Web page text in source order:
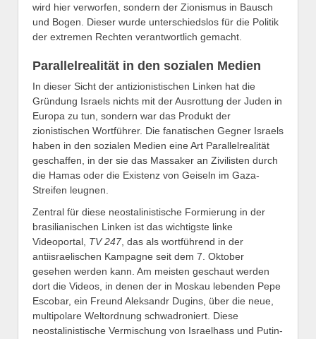
wird hier verworfen, sondern der Zionismus in Bausch
und Bogen. Dieser wurde unterschiedslos für die Politik
der extremen Rechten verantwortlich gemacht.
Parallelrealität in den sozialen Medien
In dieser Sicht der antizionistischen Linken hat die
Gründung Israels nichts mit der Ausrottung der Juden in
Europa zu tun, sondern war das Produkt der
zionistischen Wortführer. Die fanatischen Gegner Israels
haben in den sozialen Medien eine Art Parallelrealität
geschaffen, in der sie das Massaker an Zivilisten durch
die Hamas oder die Existenz von Geiseln im Gaza-
Streifen leugnen.
Zentral für diese neostalinistische Formierung in der
brasilianischen Linken ist das wichtigste linke
Videoportal, TV 247 , das als wortführend in der
antiisraelischen Kampagne seit dem 7. Oktober
gesehen werden kann. Am meisten geschaut werden
dort die Videos, in denen der in Moskau lebenden Pepe
Escobar, ein Freund Aleksandr Dugins, über die neue,
multipolare Weltordnung schwadroniert. Diese
neostalinistische Vermischung von Israelhass und Putin-